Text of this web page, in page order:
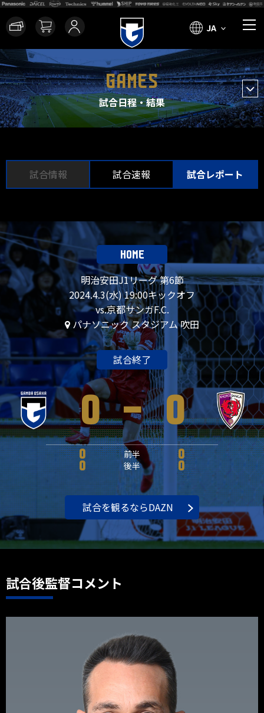
JA
GAMES
試合日程・結果
試合情報 試合速報 試合レポート
HOME
明治安田J1リーグ 第6節
2024.4.3(水) 19:00キックオフ
vs.京都サンガF.C.
パナソニック スタジアム 吹田
試合終了
0 - 0
0 前半
0
0
後半 0
試合を観るならDAZN
試合後監督コメント